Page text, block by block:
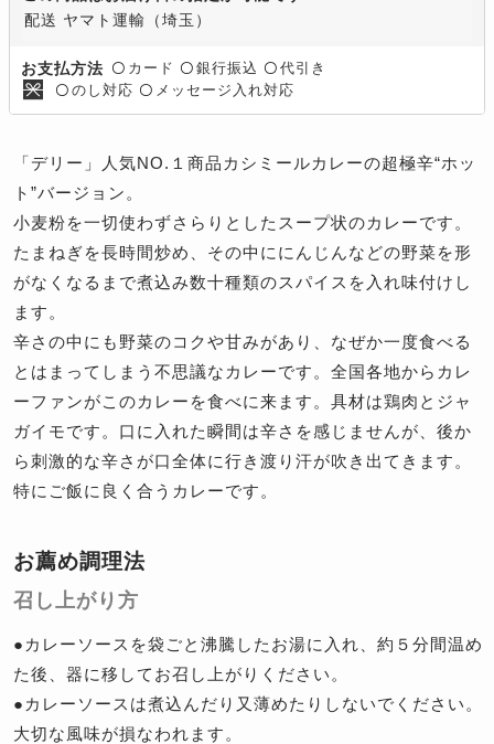
配送 ヤマト運輸（埼玉）
お支払方法 〇 カード 〇 銀行振込 〇 代引き
〇 のし対応 〇 メッセージ入れ対応
「デリー」人気NO.１商品カシミールカレーの超極辛“ホッ
ト”バージョン。
小麦粉を一切使わずさらりとしたスープ状のカレーです。
たまねぎを長時間炒め、その中ににんじんなどの野菜を形
がなくなるまで煮込み数十種類のスパイスを入れ味付けし
ます。
辛さの中にも野菜のコクや甘みがあり、なぜか一度食べる
とはまってしまう不思議なカレーです。全国各地からカレ
ーファンがこのカレーを食べに来ます。具材は鶏肉とジャ
ガイモです。口に入れた瞬間は辛さを感じませんが、後か
ら刺激的な辛さが口全体に行き渡り汗が吹き出てきます。
特にご飯に良く合うカレーです。
お薦め調理法
召し上がり方
●カレーソースを袋ごと沸騰したお湯に入れ、約５分間温め
た後、器に移してお召し上がりください。
●カレーソースは煮込んだり又薄めたりしないでください。
大切な風味が損なわれます。